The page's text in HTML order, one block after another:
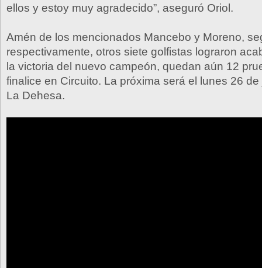
ellos y estoy muy agradecido”, aseguró Oriol.
Amén de los mencionados Mancebo y Moreno,
respectivamente, otros siete golfistas lograron
la victoria del nuevo campeón, quedan aún 12
finalice en Circuito. La próxima será el lunes 26
La Dehesa.